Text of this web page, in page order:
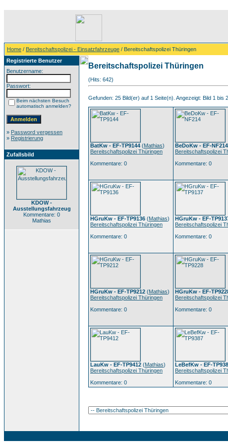
Home / Bereitschaftspolizei - Einsatzfahrzeuge / Bereitschaftspolizei Thüringen
Registrierte Benutzer
Benutzername:
Passwort:
Beim nächsten Besuch
automatisch anmelden?
» Password vergessen
» Registrierung
Zufallsbild
KDOW -
Ausstellungsfahrzeug
Kommentare: 0
Mathias
Bereitschaftspolizei Thüringen
(Hits: 642)
Gefunden: 25 Bild(er) auf 1 Seite(n). Angezeigt: Bild 1 bis
BatKw - EF-TP9144 (Mathias)
Bereitschaftspolizei Thüringen
Kommentare: 0
BeDoKw - EF-NF214
Bereitschaftspolizei
Kommentare: 0
HGruKw - EF-TP9136 (Mathias)
Bereitschaftspolizei Thüringen
Kommentare: 0
HGruKw - EF-
Bereitschaftspolizei
Kommentare: 0
HGruKw - EF-TP9212 (Mathias)
Bereitschaftspolizei Thüringen
Kommentare: 0
HGruKw - EF-
Bereitschaftspolizei
Kommentare: 0
LauKw - EF-TP9412 (Mathias)
Bereitschaftspolizei Thüringen
Kommentare: 0
LeBefKw - EF-
Bereitschaftspolizei
Kommentare: 0